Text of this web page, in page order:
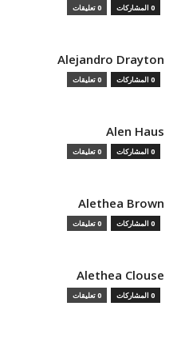
0 المشاركات 0 تعليقات
Alejandro Drayton
0 المشاركات 0 تعليقات
Alen Haus
0 المشاركات 0 تعليقات
Alethea Brown
0 المشاركات 0 تعليقات
Alethea Clouse
0 المشاركات 0 تعليقات